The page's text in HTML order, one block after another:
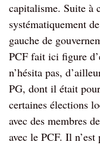
capitalisme. Suite à
systématiquement
gauche de
PCF fait ici figure
n’hésita pas,
PG, dont il était
certaines élections
avec des membres
avec le PCF. Il